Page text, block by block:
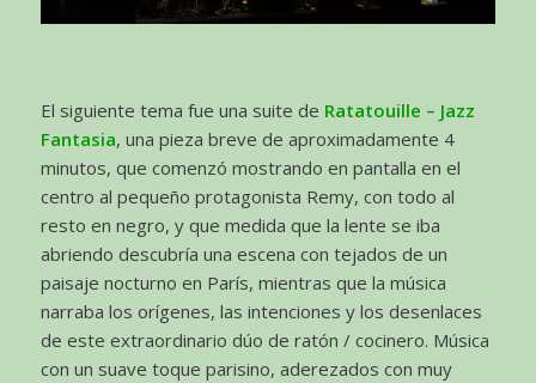
El siguiente tema fue una suite de Ratatouille – Jazz
Fantasia, una pieza breve de aproximadamente 4
minutos, que comenzó mostrando en pantalla en el
centro al pequeño protagonista Remy, con todo al
resto en negro, y que medida que la lente se iba
abriendo descubría una escena con tejados de un
paisaje nocturno en París, mientras que la música
narraba los orígenes, las intenciones y los desenlaces
de este extraordinario dúo de ratón / cocinero. Música
con un suave toque parisino, aderezados con muy